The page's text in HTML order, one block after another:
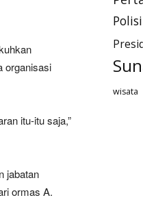
organisasi
itu-itu saja,”
jabatan
ormas A.
Polisi
wisata